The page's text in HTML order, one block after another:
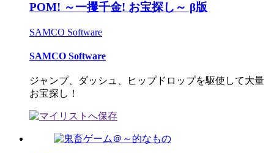
POM! ～一攫千金! お宝探し～ β版
SAMCO Software
SAMCO Software
ジャンプ、ダッシュ、ヒップドロップを駆使して大量
お宝探し！